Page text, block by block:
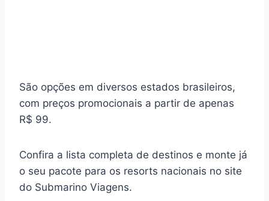
São opções em diversos estados brasileiros,
com preços promocionais a partir de apenas
R$ 99.
Confira a lista completa de destinos e monte já
o seu pacote para os resorts nacionais no site
do Submarino Viagens.